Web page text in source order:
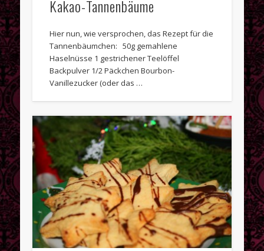
Kaffeetafel
Weihnachten
Beitrags-Feed ( RSS)
Kommentare alsRSS
WordPress.org
Kakao-Tannenbäume
Hier nun, wie versprochen, das Rezept für die
Tannenbäumchen: 50g gemahlene
Haselnüsse 1 gestrichener Teelöffel
Backpulver 1/2 Päckchen Bourbon-
Vanillezucker (oder das …